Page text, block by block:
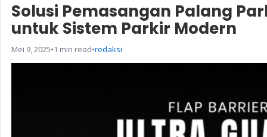
Solusi Pemasangan Palang
untuk Sistem Parkir Modern
Mei 9, 2025•1 min read•redaksi